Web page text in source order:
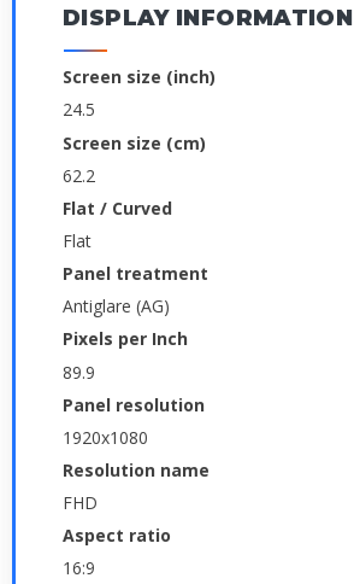
DISPLAY INFORMATION
Screen size (inch)
24.5
Screen size (cm)
62.2
Flat / Curved
Flat
Panel treatment
Antiglare (AG)
Pixels per Inch
89.9
Panel resolution
1920x1080
Resolution name
FHD
Aspect ratio
16:9